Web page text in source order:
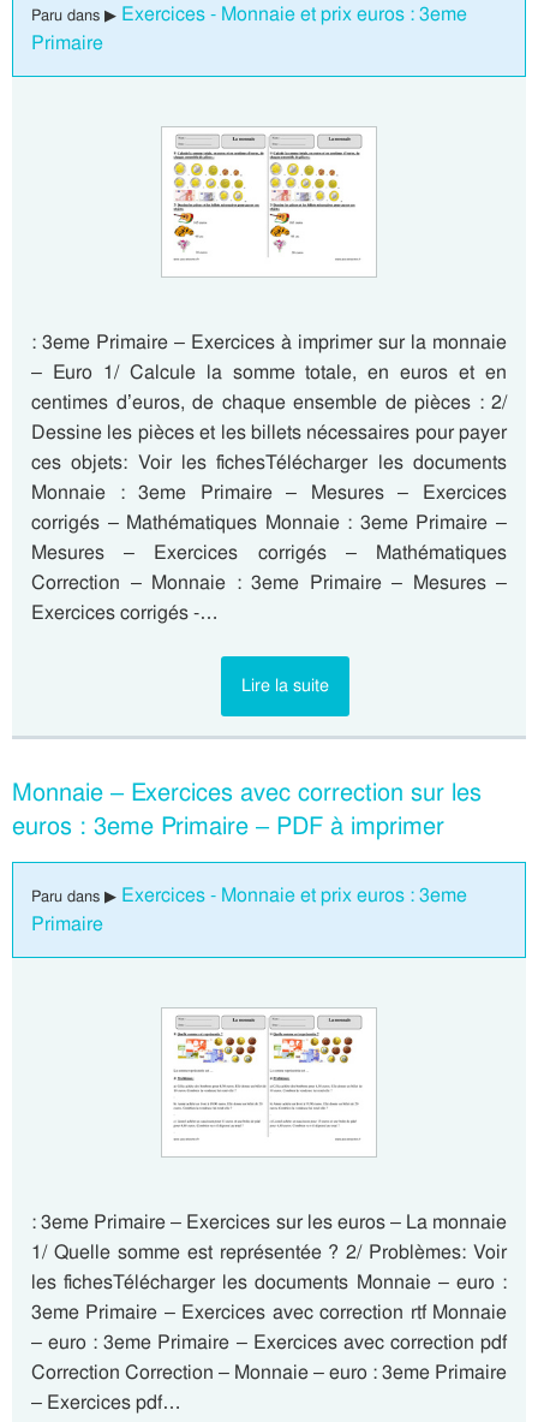
Paru dans ▶ Exercices - Monnaie et prix euros : 3eme
Primaire
: 3eme Primaire – Exercices à imprimer sur la monnaie
– Euro 1/ Calcule la somme totale, en euros et en
centimes d’euros, de chaque ensemble de pièces : 2/
Dessine les pièces et les billets nécessaires pour payer
ces objets: Voir les fichesTélécharger les documents
Monnaie : 3eme Primaire – Mesures – Exercices
corrigés – Mathématiques Monnaie : 3eme Primaire –
Mesures – Exercices corrigés – Mathématiques
Correction – Monnaie : 3eme Primaire – Mesures –
Exercices corrigés -…
Lire la suite
Monnaie – Exercices avec correction sur les
euros : 3eme Primaire – PDF à imprimer
Paru dans ▶ Exercices - Monnaie et prix euros : 3eme
Primaire
: 3eme Primaire – Exercices sur les euros – La monnaie
1/ Quelle somme est représentée ? 2/ Problèmes: Voir
les fichesTélécharger les documents Monnaie – euro :
3eme Primaire – Exercices avec correction rtf Monnaie
– euro : 3eme Primaire – Exercices avec correction pdf
Correction Correction – Monnaie – euro : 3eme Primaire
– Exercices pdf…